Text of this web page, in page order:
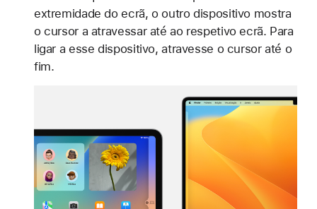
extremidade do ecrã, o outro dispositivo mostra
o cursor a atravessar até ao respetivo ecrã. Para
ligar a esse dispositivo, atravesse o cursor até o
fim.